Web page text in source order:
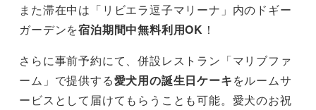
また滞在中は「リビエラ逗子マリーナ」内のドギー
ガーデンを宿泊期間中無料利用OK ！
さらに事前予約にて、併設レストラン「マリブファ
ーム」で提供する愛犬用の誕生日ケーキをルームサ
ービスとして届けてもらうことも可能。愛犬のお祝